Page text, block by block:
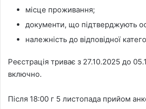
місце проживання;
документи, що підтверджують
належність до відповідної
Реєстрація триває з 27.10.2025 до
включно.
Після 18:00 г 5 листопада прийом